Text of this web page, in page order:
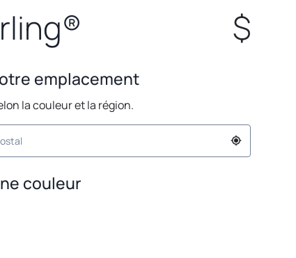
$
emplacement
la couleur et la région.
couleur